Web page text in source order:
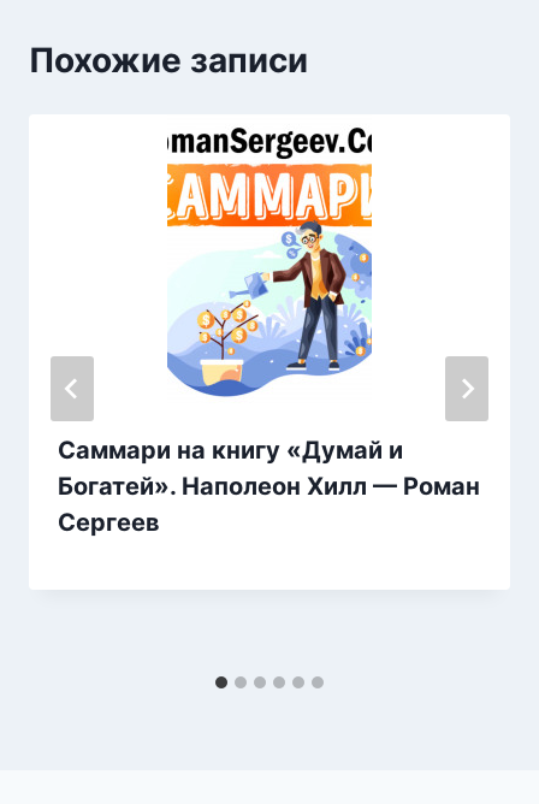
Похожие записи
Саммари на книгу «Думай и
Богатей». Наполеон Хилл — Роман
Сергеев